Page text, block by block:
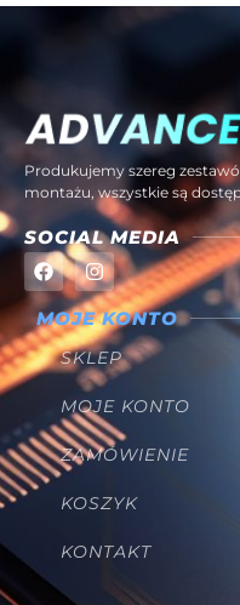
Produkujemy szereg
montażu, wszystkie są
SOCIAL MEDIA
MOJE KONTO
SKLEP
MOJE KONTO
ZAMÓWIENIE
KOSZYK
KONTAKT